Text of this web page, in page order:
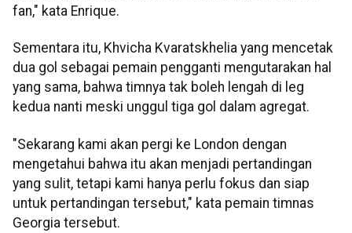
fan," kata Enrique.
Sementara itu, Khvicha Kvaratskhelia yang mencetak
dua gol sebagai pemain pengganti mengutarakan hal
yang sama, bahwa timnya tak boleh lengah di leg
kedua nanti meski unggul tiga gol dalam agregat.
"Sekarang kami akan pergi ke London dengan
mengetahui bahwa itu akan menjadi pertandingan
yang sulit, tetapi kami hanya perlu fokus dan siap
untuk pertandingan tersebut," kata pemain timnas
Georgia tersebut.